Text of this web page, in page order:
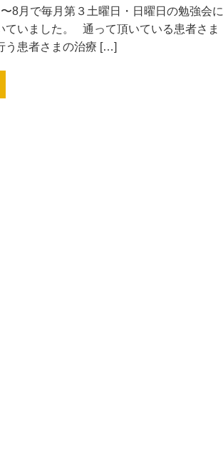
8月で毎月第３土曜日・日曜日の勉強会に
ていました。 通って頂いている患者さま
う患者さまの治療 […]